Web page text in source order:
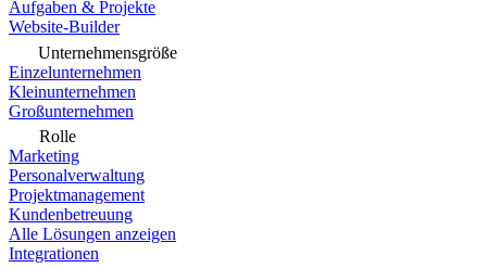
Aufgaben & Projekte
Website-Builder
Unternehmensgröße
Einzelunternehmen
Kleinunternehmen
Großunternehmen
Rolle
Marketing
Personalverwaltung
Projektmanagement
Kundenbetreuung
Alle Lösungen anzeigen
Integrationen